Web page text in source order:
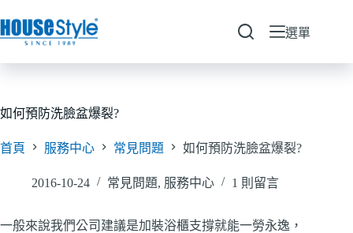
至
要
容
選單
如何預防洗臉盆爆裂?
首頁 服務中心 常見問題 如何預防洗臉盆爆裂?
2016-10-24 常見問題, 服務中心 1 則留言
一般來說我們公司建議是加裝浴櫃支撐就能一勞永逸，